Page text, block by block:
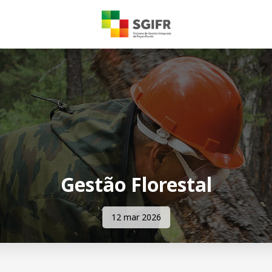
Gestão Florestal
12 mar 2026